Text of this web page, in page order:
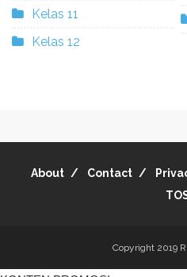
Kelas 11
Kelas 12
About Contact
Copyright 2019